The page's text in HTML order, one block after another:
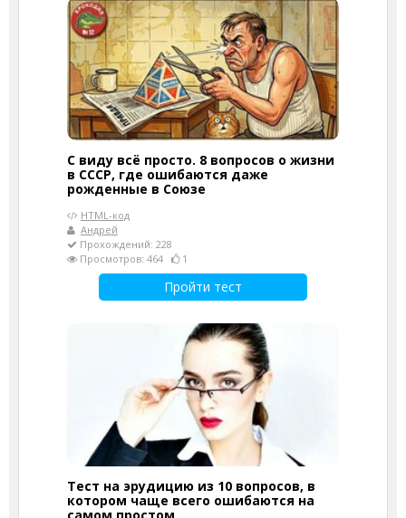
С виду всё просто. 8 вопросов о жизни
в СССР, где ошибаются даже
рожденные в Союзе
HTML-код
Андрей
Прохождений: 228
Просмотров: 464
1
Пройти тест
Тест на эрудицию из 10 вопросов, в
котором чаще всего ошибаются на